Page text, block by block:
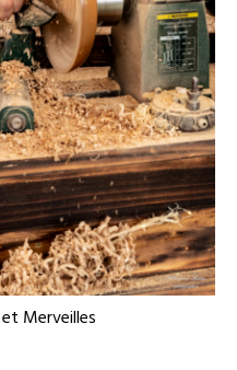
Merveilles